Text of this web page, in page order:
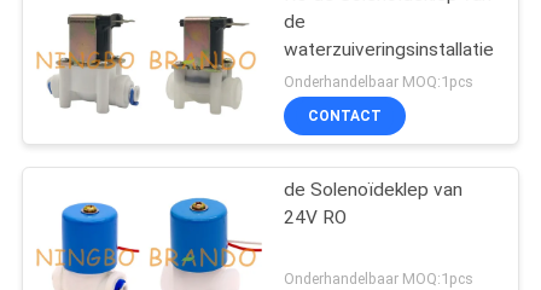
de
waterzuiveringsinstallatie
Onderhandelbaar MOQ:1pcs
CONTACT
de Solenoïdeklep van
24V RO
Onderhandelbaar MOQ:1pcs